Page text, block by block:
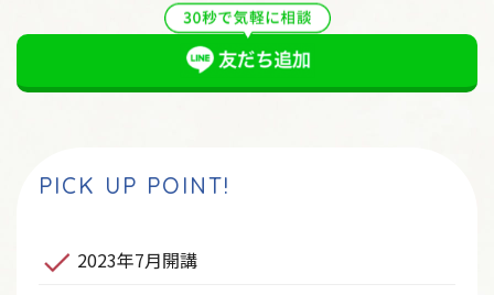
PICK UP POINT!
2023年7月開講